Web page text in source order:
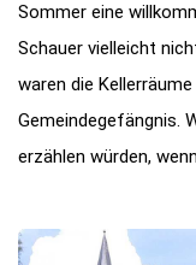
Sommer eine
Schauer vielleicht
waren die
Gemeindegefängnis.
erzählen würden,